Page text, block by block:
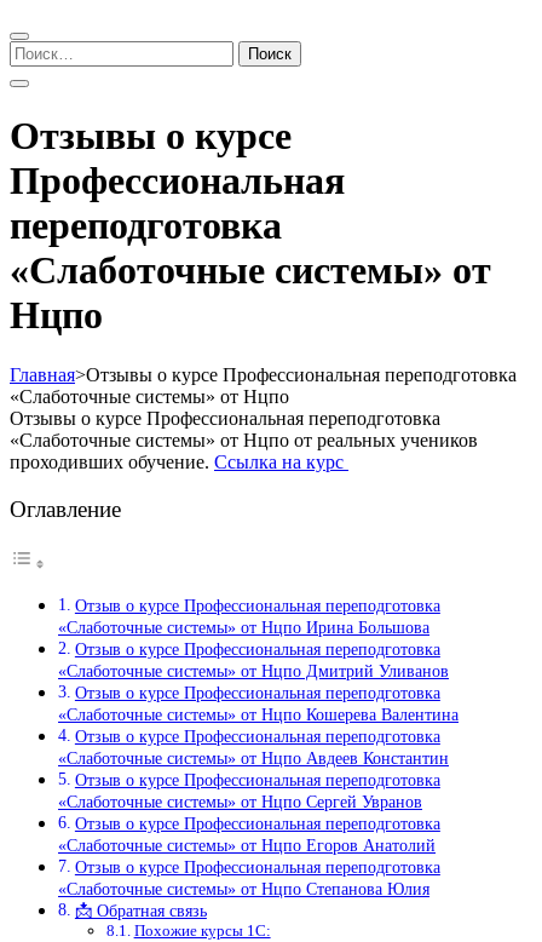
Найти:
Отзывы о курсе
Профессиональная
переподготовка
«Слаботочные системы» от
Нцпо
Главная>Отзывы о курсе Профессиональная переподготовка
«Слаботочные системы» от Нцпо
Отзывы о курсе Профессиональная переподготовка
«Слаботочные системы» от Нцпо от реальных учеников
проходивших обучение. Ссылка на курс
Оглавление
Отзыв о курсе Профессиональная переподготовка
«Слаботочные системы» от Нцпо Ирина Большова
Отзыв о курсе Профессиональная переподготовка
«Слаботочные системы» от Нцпо Дмитрий Уливанов
Отзыв о курсе Профессиональная переподготовка
«Слаботочные системы» от Нцпо Кошерева Валентина
Отзыв о курсе Профессиональная переподготовка
«Слаботочные системы» от Нцпо Авдеев Константин
Отзыв о курсе Профессиональная переподготовка
«Слаботочные системы» от Нцпо Сергей Увранов
Отзыв о курсе Профессиональная переподготовка
«Слаботочные системы» от Нцпо Егоров Анатолий
Отзыв о курсе Профессиональная переподготовка
«Слаботочные системы» от Нцпо Степанова Юлия
📩 Обратная связь
Похожие курсы 1С: